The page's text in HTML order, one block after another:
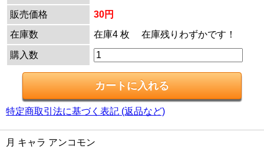
販売価格
30円
在庫数
在庫4 枚 在庫残りわずかです！
購入数
特定商取引法に基づく表記 (返品など)
月 キャラ アンコモン